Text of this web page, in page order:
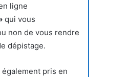
ligne
qui vous
non de vous rendre
dépistage.
pris en